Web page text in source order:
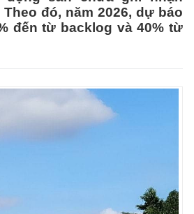
đó, năm 2026, dự báo
đến từ backlog và 40% từ